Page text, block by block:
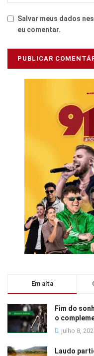
Salvar meus dados
eu comentar.
Em alta
Fim do
o
julho 8,
Laudo